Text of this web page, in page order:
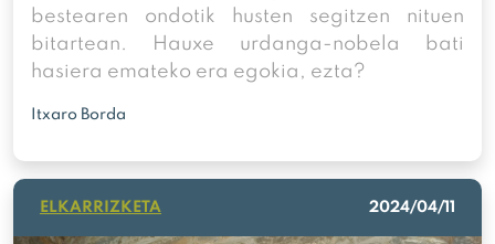
bestearen ondotik husten segitzen nituen
bitartean. Hauxe urdanga-nobela bati
hasiera emateko era egokia, ezta?
Itxaro Borda
ELKARRIZKETA 2024/04/11